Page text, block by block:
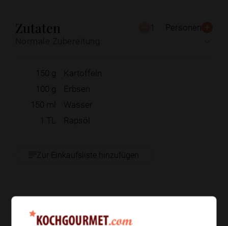
Zutaten 1
Personen
150 g
Kartoffeln
100 g
Erbsen
150 ml
Wasser
1 TL Rapsöl
Zur Einkaufsliste hinzufügen
Zubereitung